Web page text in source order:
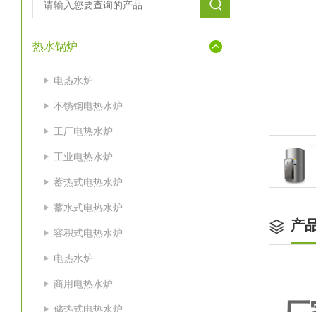
热水锅炉
电热水炉
不锈钢电热水炉
工厂电热水炉
工业电热水炉
蓄热式电热水炉
蓄水式电热水炉
容积式电热水炉
电热水炉
商用电热水炉
储热式电热水炉
产